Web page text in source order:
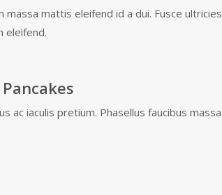
massa mattis eleifend id a dui. Fusce ultricies
eleifend.
ac iaculis pretium. Phasellus faucibus massa